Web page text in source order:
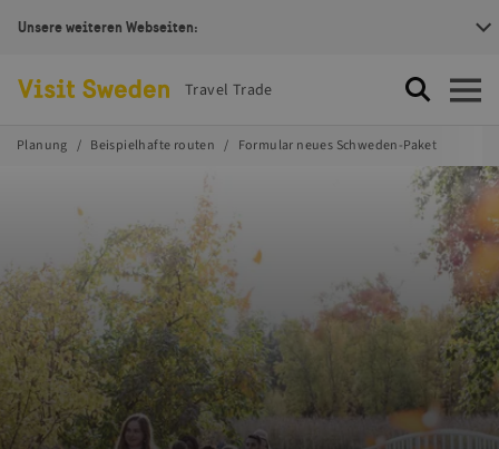
Unsere weiteren Webseiten:
Visit Sweden Logotype
Travel Trade Suche Öffnen
Planung Beispielhafte routen Formular neues Schweden-Paket